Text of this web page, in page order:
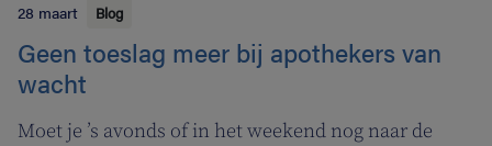
28 maart Blog
Geen toeslag meer bij apothekers van
wacht
Moet je ’s avonds of in het weekend nog naar de